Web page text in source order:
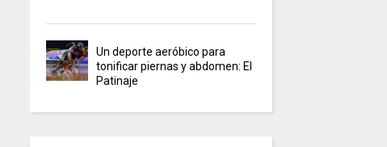
Un deporte aeróbico para
tonificar piernas y abdomen: El
Patinaje